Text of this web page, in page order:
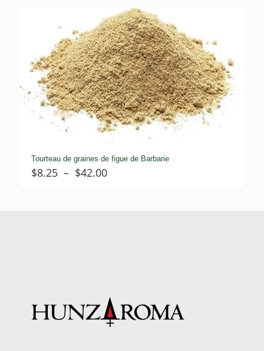
$9.45
à
$47.60
Tourteau de graines de figue de Barbarie
$8.25 – $42.00Plage